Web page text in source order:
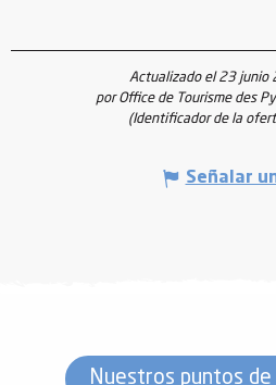
Actualizado el 23 junio
por Office de Tourisme des
(Identificador de la
Señalar
Nuestros puntos